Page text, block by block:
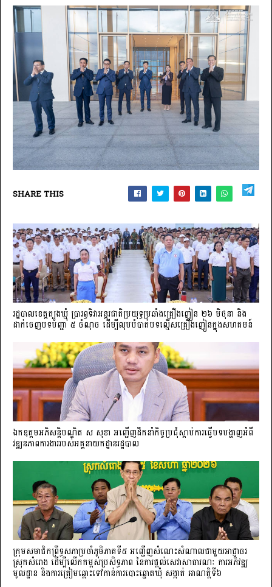
SHARE THIS
រដ្ឋបាលខេត្តត្បូងឃ្មុំ ប្រារព្ធទិវាអន្តរជាតិប្រយុទ្ធប្រឆាំងគ្រឿងញៀន ២៦ មិថុនា និង
ដាក់ចេញបទបញ្ជា ៥ ចំណុច ដើម្បីលុបបំបាត់បទល្មើសគ្រឿងញៀនក្នុងសហគមន៍
ឯកឧត្តមអភិសន្តិបណ្ឌិត ស សុខា អញ្ជើញដឹកនាំកិច្ចប្រជុំស្តាប់ការធ្វើបទបង្ហាញអំពី
វឌ្ឍនភាពការងាររបស់អគ្គនាយកដ្ឋានរដ្ឋបាល
ក្រុមសមាជិកព្រឹទ្ធសភាប្រចាំភូមិភាគទី៥ អញ្ជើញសំណេះសំណាលជាមួយអាជ្ញាធរ
ស្រុកសំរោង ដើម្បីលើកកម្ពស់ប្រសិទ្ធភាព នៃការផ្តល់សេវាសាធារណៈ ការអភិវឌ្ឍ
មូលដ្ឋាន និងការត្រៀមឆ្ពោះទៅកាន់ការបោះឆ្នោតឃុំ សង្កាត់ អាណត្តិទី៦